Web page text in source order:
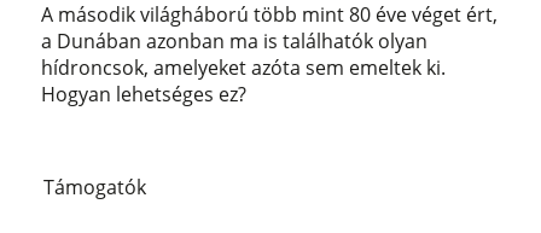
A második világháború több mint 80 éve véget ért,
a Dunában azonban ma is találhatók olyan
hídroncsok, amelyeket azóta sem emeltek ki.
Hogyan lehetséges ez?
Támogatók